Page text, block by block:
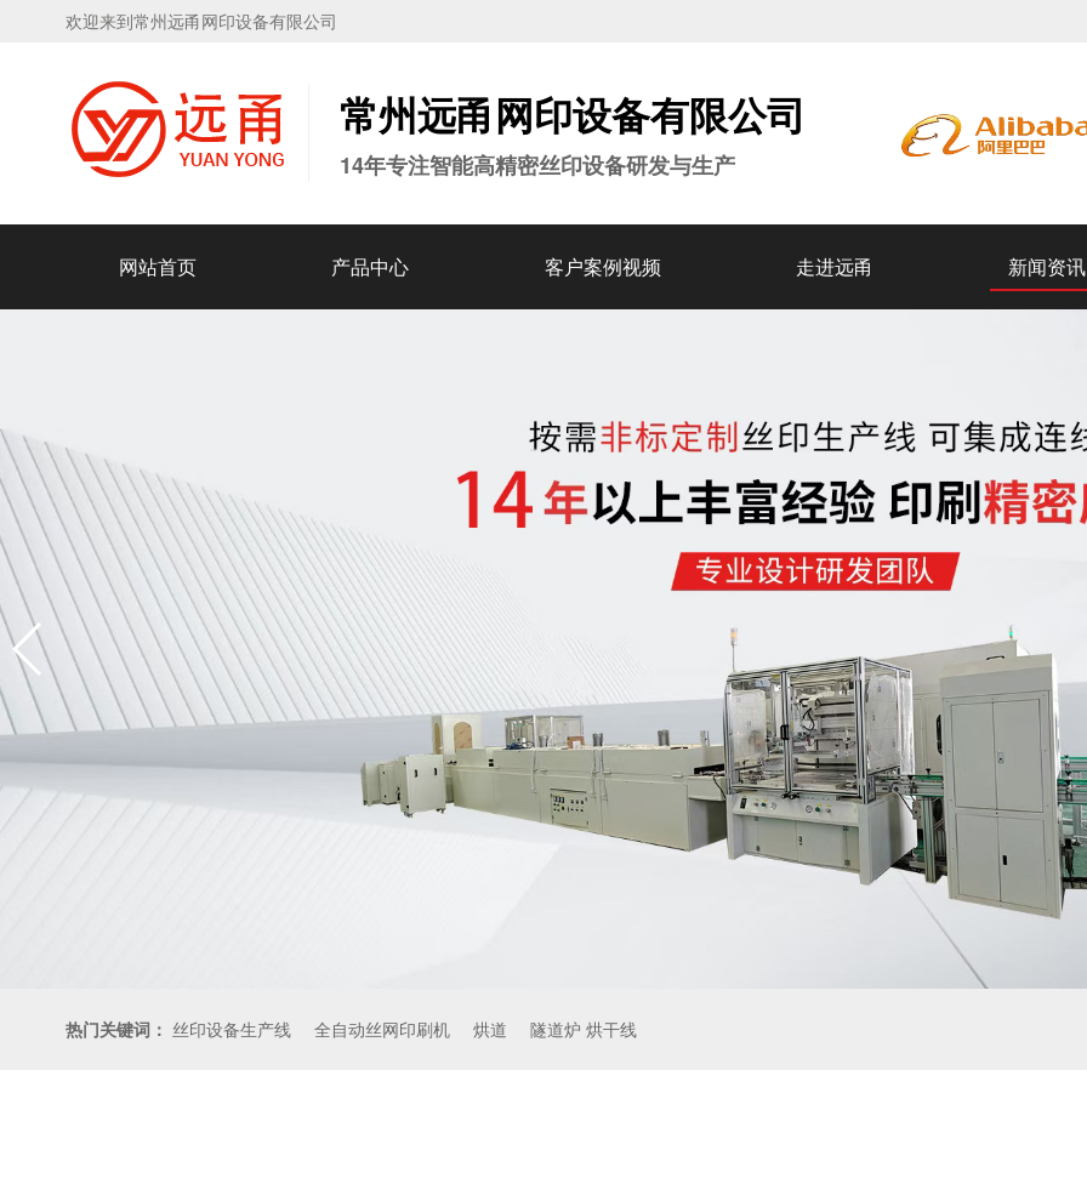
欢迎来到常州远甬网印设备有限公司
常州远甬网印设备有限公司
14年专注智能高精密丝印设备研发与生产
网站首页 产品中心 客户案例视频 走进远甬 新闻资讯
热门关键词： 丝印设备生产线 全自动丝网印刷机 烘道 隧道炉 烘干线